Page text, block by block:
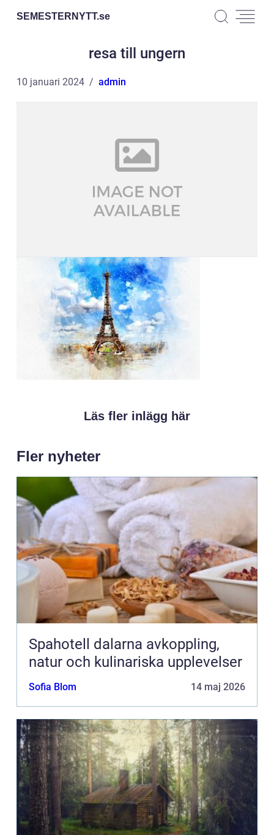
SEMESTERNYTT.se
resa till ungern
10 januari 2024 admin
Läs fler inlägg här
Fler nyheter
Spahotell dalarna avkoppling,
natur och kulinariska upplevelser
Sofia Blom 14 maj 2026